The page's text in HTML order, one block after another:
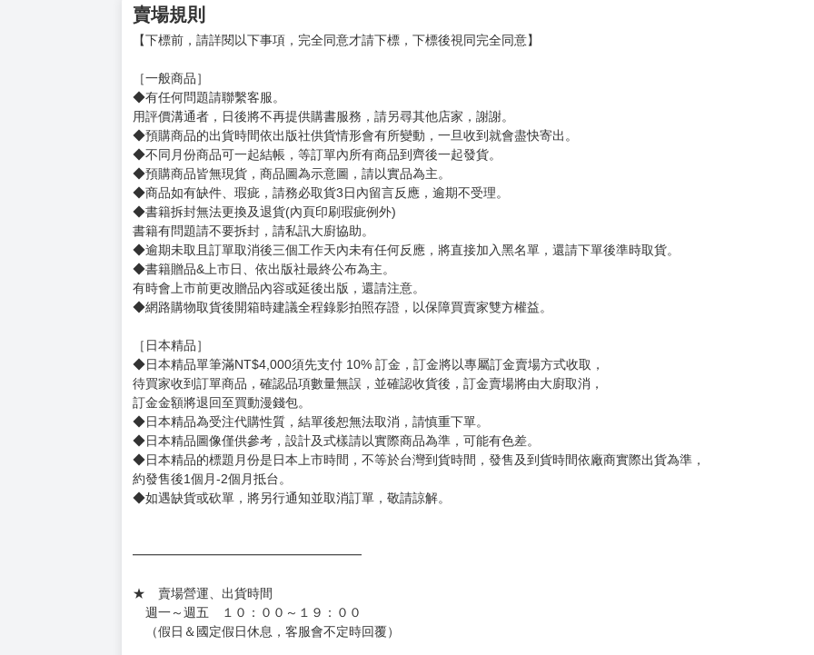
購買評價限制
本体：（約）24.2×12.3cm
台座：（約）直径9.7cm
厚み：3mm
賣場規則
【下標前，請詳閱以下事項，完全同意才請下標，下標後視同完全同意】
［一般商品］
◆有任何問題請聯繫客服。
用評價溝通者，日後將不再提供購書服務，請另尋其他店家，謝謝。
◆不同月份商品可一起結帳，等訂單內所有商品到齊後一起發貨。
◆預購商品皆無現貨，商品圖為示意圖，請以實品為主。
◆商品如有缺件、瑕疵，請務必取貨3日內留言反應，逾期不受理。
◆書籍拆封無法更換及退貨(內頁印刷瑕疵例外)
書籍有問題請不要拆封，請私訊大廚協助。
◆逾期未取且訂單取消後三個工作天內未有任何反應，將直接加入黑名單，還請下單後準時取貨。
◆書籍贈品&上市日、依出版社最終公布為主。
有時會上市前更改贈品內容或延後出版，還請注意。
◆網路購物取貨後開箱時建議全程錄影拍照存證，以保障買賣家雙方權益。
訂金金額將退回至買動漫錢包。
◆日本精品為受注代購性質，結單後恕無法取消，請慎重下單。
◆日本精品圖像僅供參考，設計及式樣請以實際商品為準，可能有色差。